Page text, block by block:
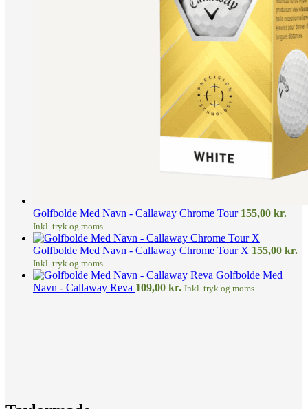
Golfbolde Med Navn - Callaway Chrome Tour 155,00 kr.
Inkl. tryk og moms
Golfbolde Med Navn - Callaway Chrome Tour X 155,00 kr.
Inkl. tryk og moms
Golfbolde Med
Navn - Callaway Reva 109,00 kr. Inkl. tryk og moms